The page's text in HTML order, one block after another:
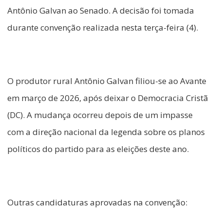
Antônio Galvan ao Senado. A decisão foi tomada
durante convenção realizada nesta terça-feira (4).
O produtor rural Antônio Galvan filiou-se ao Avante
em março de 2026, após deixar o Democracia Cristã
(DC). A mudança ocorreu depois de um impasse
com a direção nacional da legenda sobre os planos
políticos do partido para as eleições deste ano.
Outras candidaturas aprovadas na convenção: